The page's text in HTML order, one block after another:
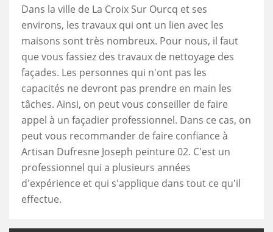
Dans la ville de La Croix Sur Ourcq et ses
environs, les travaux qui ont un lien avec les
maisons sont très nombreux. Pour nous, il faut
que vous fassiez des travaux de nettoyage des
façades. Les personnes qui n'ont pas les
capacités ne devront pas prendre en main les
tâches. Ainsi, on peut vous conseiller de faire
appel à un façadier professionnel. Dans ce cas, on
peut vous recommander de faire confiance à
Artisan Dufresne Joseph peinture 02. C'est un
professionnel qui a plusieurs années
d'expérience et qui s'applique dans tout ce qu'il
effectue.